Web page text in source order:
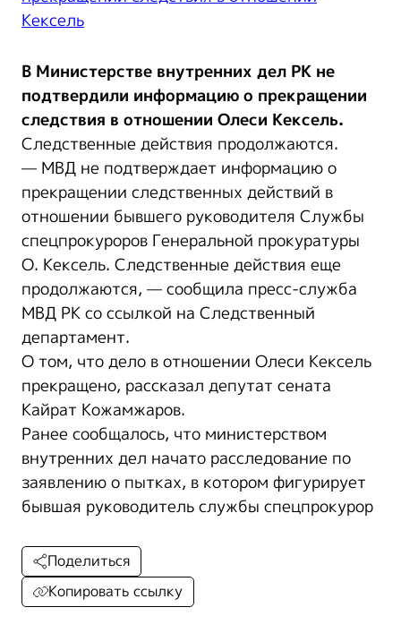
В Министерстве внутренних дел РК не
подтвердили информацию о прекращении
следствия в отношении Олеси Кексель.
Следственные действия продолжаются.
— МВД не подтверждает информацию о
прекращении следственных действий в
отношении бывшего руководителя Службы
спецпрокуроров Генеральной прокуратуры
О. Кексель. Следственные действия еще
продолжаются, — сообщила пресс-служба
МВД РК со ссылкой на Следственный
департамент.
О том, что дело в отношении Олеси Кексель
прекращено, рассказал депутат сената
Кайрат Кожамжаров.
Ранее сообщалось, что министерством
внутренних дел начато расследование по
заявлению о пытках, в котором фигурирует
бывшая руководитель службы спецпрокурор
Поделиться
Копировать ссылку